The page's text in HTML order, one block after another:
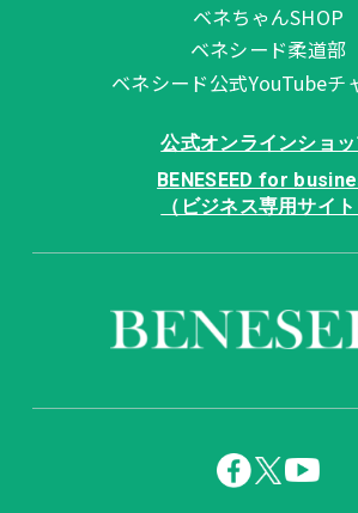
ベネちゃんSHOP
ベネシード柔道部
ベネシード公式YouTubeチ
公式オンラインショ
BENESEED for
（ビジネス専用サイト